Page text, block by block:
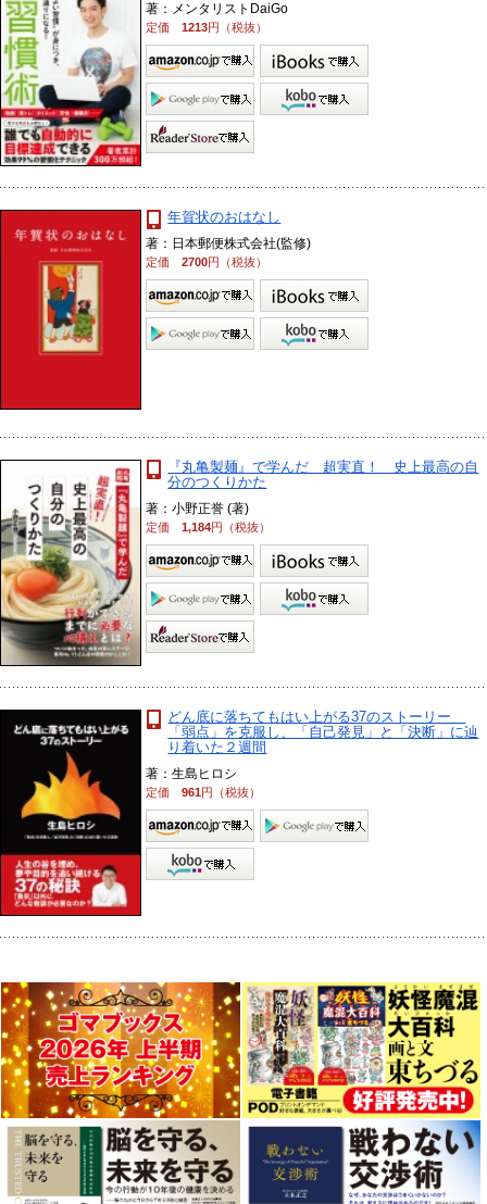
著：メンタリストDaiGo
定価1213円（税抜）
年賀状のおはなし
著：日本郵便株式会社(監修)
定価2700円（税抜）
『丸亀製麺』で学んだ 超実直！ 史上最高の自
分のつくりかた
著：小野正誉 (著)
定価1,184円（税抜）
どん底に落ちてもはい上がる37のストーリー
「弱点」を克服し、「自己発見」と「決断」に辿
り着いた２週間
著：生島ヒロシ
定価961円（税抜）